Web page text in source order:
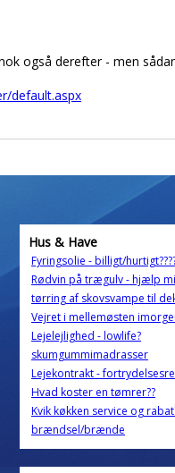
også derefter - men
default.aspx
Hus & Have
Fyringsolie - billigt/
Rødvin på trægulv - hjælp
tørring af skovsvampe til
Vejret i mellemøsten
Lejelejlighed - lowlife?
skumgummimadrasser
Lejekontrakt -
Hvad koster en tømrer??
Kvik køkken service og
brændsel/brænde